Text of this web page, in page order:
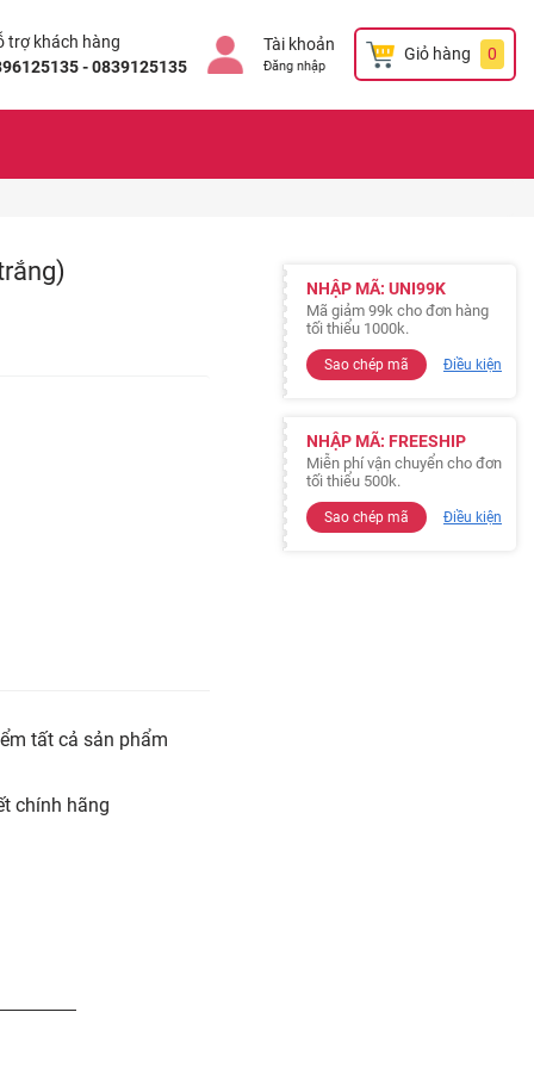
trợ khách hàng
- 0839125135
Tài khoản
Đăng nhập
Giỏ hàng 0
tất cả sản phẩm
chính hãng
NHẬP MÃ: UNI99K
Mã giảm 99k cho đơn hàng
tối thiểu 1000k.
Sao chép mã Điều kiện
NHẬP MÃ: FREESHIP
Miễn phí vận chuyển cho đơn
tối thiểu 500k.
Sao chép mã Điều kiện